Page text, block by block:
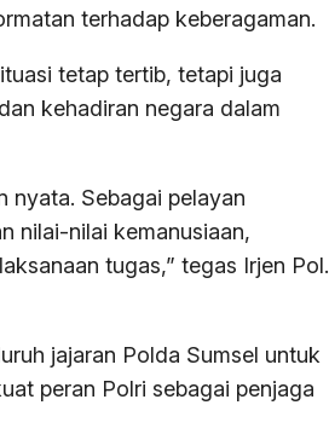
terhadap keberagaman.
tetap tertib, tetapi juga
kehadiran negara dalam
nyata. Sebagai pelayan
nilai-nilai kemanusiaan,
tugas,” tegas Irjen Pol.
jajaran Polda Sumsel untuk
peran Polri sebagai penjaga